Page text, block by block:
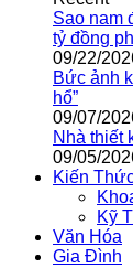
Sao nam
tỷ đồng
09/22/
Bức ảnh
hổ”
09/07/
Nhà thiết
09/05/
Kiến
Kỹ
Văn Hóa
Gia Đình